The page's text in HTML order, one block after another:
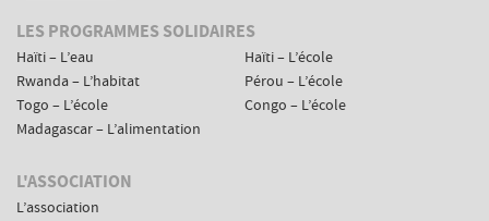
Menus
de
navigation
complémentaires
LES PROGRAMMES SOLIDAIRES
Haïti – L’eau
Haïti – L’école
Rwanda – L’habitat
Pérou – L’école
Togo – L’école
Congo – L’école
Madagascar – L’alimentation
L'ASSOCIATION
L’association